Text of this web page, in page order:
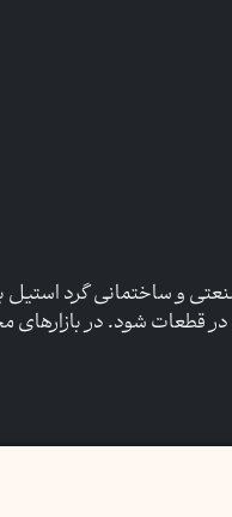
و ساختمانی گرد
در قطعات شود. در